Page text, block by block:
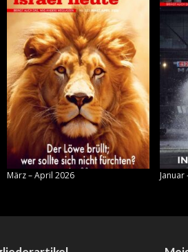
März – April 2026